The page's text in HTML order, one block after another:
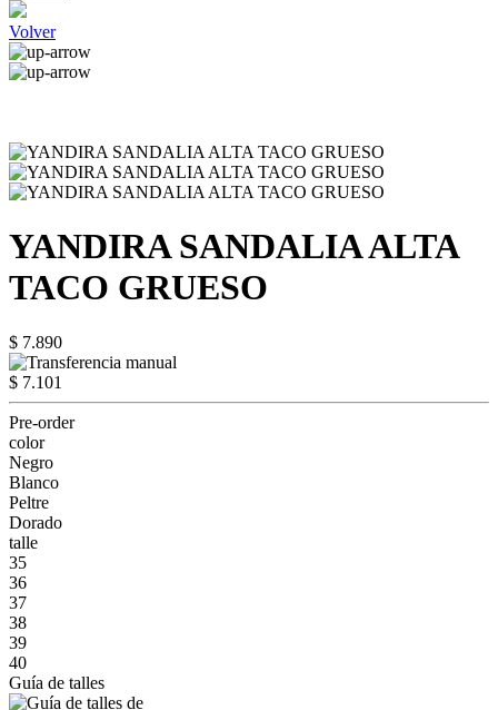
Volver
YANDIRA SANDALIA ALTA
TACO GRUESO
$ 7.890
$ 7.101
Pre-order
color
Negro
Blanco
Peltre
Dorado
talle
35
36
37
38
39
40
Guía de talles